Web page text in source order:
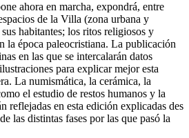
ahora en marcha, expondrá, entre
de la Villa (zona urbana y
habitantes; los ritos religiosos y
la época paleocristiana. La publicación
en las que se intercalarán datos
para explicar mejor esta
La numismática, la cerámica, la
el estudio de restos humanos y la
reflejadas en esta edición explicadas des
las distintas fases por las que pasó la